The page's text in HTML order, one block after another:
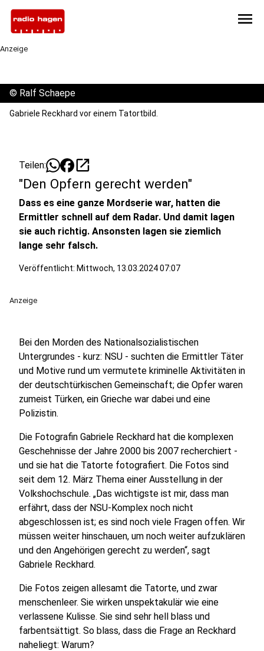
menu
Anzeige
© Ralf Schaepe
Gabriele Reckhard vor einem Tatortbild.
Teilen: open_in_new
"Den Opfern gerecht werden"
Dass es eine ganze Mordserie war, hatten die
Ermittler schnell auf dem Radar. Und damit lagen
sie auch richtig. Ansonsten lagen sie ziemlich
lange sehr falsch.
Veröffentlicht: Mittwoch, 13.03.2024 07:07
Anzeige
Bei den Morden des Nationalsozialistischen
Untergrundes - kurz: NSU - suchten die Ermittler Täter
und Motive rund um vermutete kriminelle Aktivitäten in
der deutschtürkischen Gemeinschaft; die Opfer waren
zumeist Türken, ein Grieche war dabei und eine
Polizistin.
Die Fotografin Gabriele Reckhard hat die komplexen
Geschehnisse der Jahre 2000 bis 2007 recherchiert -
und sie hat die Tatorte fotografiert. Die Fotos sind
seit dem 12. März Thema einer Ausstellung in der
Volkshochschule. „Das wichtigste ist mir, dass man
erfährt, dass der NSU-Komplex noch nicht
abgeschlossen ist; es sind noch viele Fragen offen. Wir
müssen weiter hinschauen, um noch weiter aufzuklären
und den Angehörigen gerecht zu werden“, sagt
Gabriele Reckhard.
Die Fotos zeigen allesamt die Tatorte, und zwar
menschenleer. Sie wirken unspektakulär wie eine
verlassene Kulisse. Sie sind sehr hell blass und
farbentsättigt. So blass, dass die Frage an Reckhard
naheliegt: Warum?